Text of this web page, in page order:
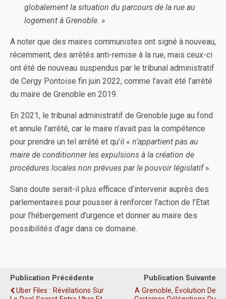
globalement la situation du parcours de la rue au
logement à Grenoble. »
A noter que des maires communistes ont signé à nouveau,
récemment, des arrêtés anti-remise à la rue, mais ceux-ci
ont été de nouveau suspendus par le tribunal administratif
de Cergy Pontoise fin juin 2022, comme l’avait été l’arrêté
du maire de Grenoble en 2019.
En 2021, le tribunal administratif de Grenoble juge au fond
et annule l’arrêté, car le maire n’avait pas la compétence
pour prendre un tel arrêté et qu’il « n’appartient pas au
maire de conditionner les expulsions à la création de
procédures locales non prévues par le pouvoir législatif».
Sans doute serait-il plus efficace d’intervenir auprès des
parlementaires pour pousser à renforcer l’action de l’Etat
pour l’hébergement d’urgence et donner au maire des
possibilités d’agir dans ce domaine.
Publication Précédente
Uber Files : Révélations Sur
Publication Suivante
A Grenoble, Évolution De